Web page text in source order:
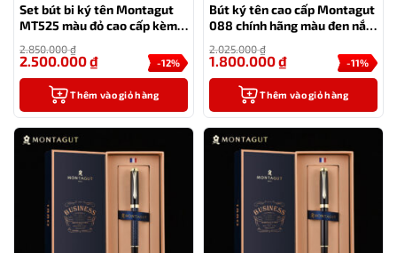
Set bút bi ký tên Montagut
MT525 màu đỏ cao cấp kèm 2
2.850.000₫
-12%
2.500.000₫
Thêm vào giỏ hàng
Bút ký tên cao cấp Montagut
088 chính hãng màu đen nắp
thế, túi và hộp
2.025.000₫
-11%
1.800.000₫
Thêm vào giỏ hàng